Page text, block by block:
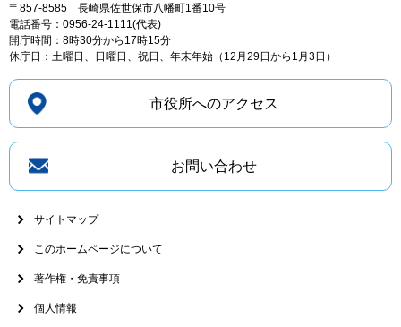
〒857-8585 長崎県佐世保市八幡町1番10号
電話番号：0956-24-1111(代表)
開庁時間：8時30分から17時15分
休庁日：土曜日、日曜日、祝日、年末年始（12月29日から1月3日）
市役所へのアクセス
お問い合わせ
サイトマップ
このホームページについて
著作権・免責事項
個人情報